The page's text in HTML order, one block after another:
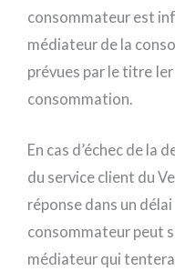
consommateur est
médiateur de la
prévues par le titre
consommation.
En cas d’échec de la
du service client du
réponse dans un
consommateur peut
médiateur qui